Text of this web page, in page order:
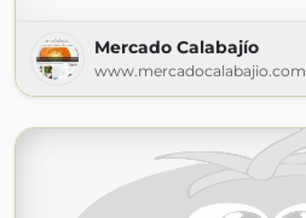
Mercado Calabajío
www.mercadocalabajio.com